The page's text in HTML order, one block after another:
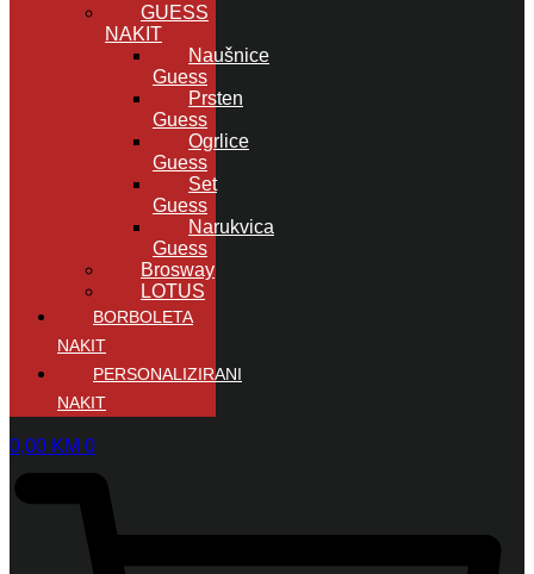
GUESS
NAKIT
Naušnice
Guess
Prsten
Guess
Ogrlice
Guess
Set
Guess
Narukvica
Guess
Brosway
LOTUS
BORBOLETA
NAKIT
PERSONALIZIRANI
NAKIT
0,00 KM 0